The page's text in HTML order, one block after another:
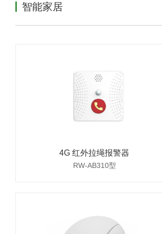
智能家居
4G 红外拉绳报警器
RW-AB310型